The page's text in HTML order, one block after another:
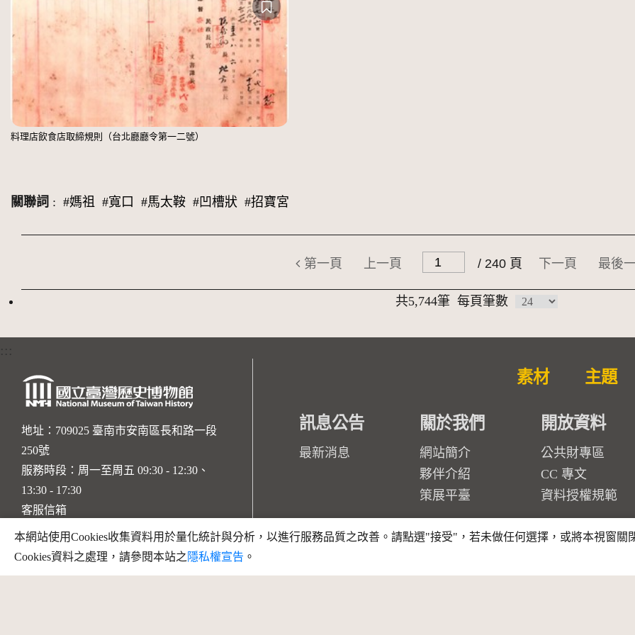
料理店飲食店取締規則（台北廳廳令第一二號）
關聯詞 : #媽祖 #寬口 #馬太鞍 #凹槽狀 #招寶宮
第一頁 上一頁 / 240 頁 下一頁 最後
共5,744筆 每頁筆數
:::
地址：709025 臺南市安南區長和路一段
250號
服務時段：周一至周五 09:30 - 12:30、
13:30 - 17:30
客服信箱
Facebookinstagramyoutube
素材 主題
訊息公告
最新消息
關於我們
網站簡介
夥伴介紹
策展平臺
開放資料
公共財專區
CC 專文
資料授權規範
本網站使用Cookies收集資料用於量化統計與分析，以進行服務品質之改善。請點選"接受"，若未做任何選擇，或將本視窗關
Cookies資料之處理，請參閱本站之 隱私權宣告 。